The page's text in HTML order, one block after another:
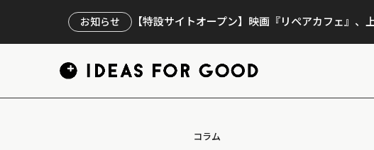
お知らせ 【特設サイトオープン】映画『リペアカフェ』、
コラム